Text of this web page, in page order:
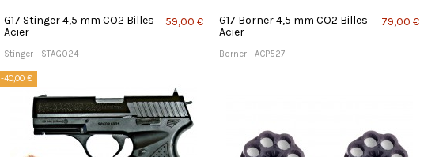
G17 Stinger 4,5 mm CO2 Billes
Acier
Stinger STAG024
59,00 €
G17 Borner 4,5 mm CO2 Billes
Acier
Borner ACP527
79,00 €
-40,00 €